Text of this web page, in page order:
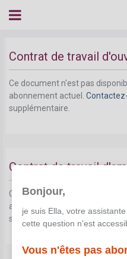
Contrat de travail
Ce document n'est pas
abonnement actuel.
supplémentaire.
Contrat de travail
Ce document n'est pas
abonnement actuel.
supplémentaire.
Bonjour,
je suis Ella, votre
cette question n'est
Vous n'êtes pas